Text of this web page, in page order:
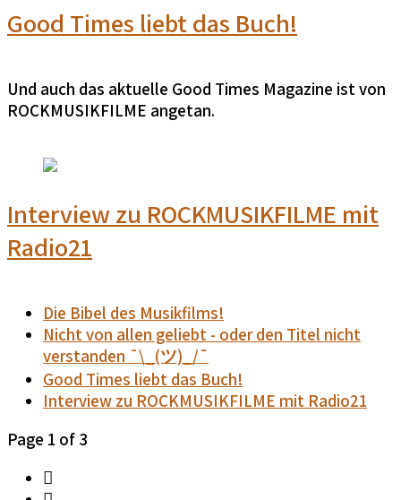
Good Times liebt das Buch!
Und auch das aktuelle Good Times Magazine ist von
ROCKMUSIKFILME angetan.
Interview zu ROCKMUSIKFILME mit
Radio21
Die Bibel des Musikfilms!
Nicht von allen geliebt - oder den Titel nicht
verstanden ¯\_(ツ)_/¯
Good Times liebt das Buch!
Interview zu ROCKMUSIKFILME mit Radio21
Page 1 of 3